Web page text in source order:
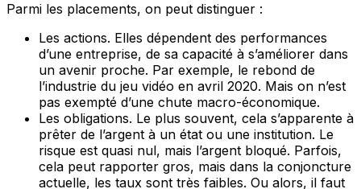
Parmi les placements, on peut distinguer :
Les actions. Elles dépendent des performances
d’une entreprise, de sa capacité à s’améliorer dans
un avenir proche. Par exemple, le rebond de
l’industrie du jeu vidéo en avril 2020. Mais on n’est
pas exempté d’une chute macro-économique.
Les obligations. Le plus souvent, cela s’apparente à
prêter de l’argent à un état ou une institution. Le
risque est quasi nul, mais l’argent bloqué. Parfois,
cela peut rapporter gros, mais dans la conjoncture
actuelle, les taux sont très faibles. Ou alors, il faut